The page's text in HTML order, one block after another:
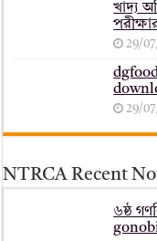
খাদ্য
29/
29/
NTRCA Recent
৬ষ্ঠ